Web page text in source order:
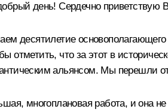
день! Сердечно приветствую
десятилетие
отметить, что за этот в
альянсом. Мы перешли
многоплановая работа, и она